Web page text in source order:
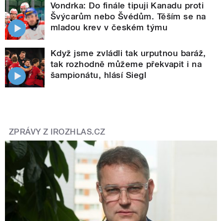
Vondrka: Do finále tipuji Kanadu proti
Švýcarům nebo Švédům. Těším se na
mladou krev v českém týmu
Když jsme zvládli tak urputnou baráž,
tak rozhodně můžeme překvapit i na
šampionátu, hlásí Siegl
ZPRÁVY Z IROZHLAS.CZ